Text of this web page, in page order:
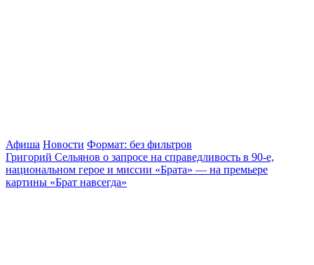
Афиша Новости Формат: без фильтров
Григорий Сельянов о запросе на справедливость в 90-е,
национальном герое и миссии «Брата» — на премьере
картины «Брат навсегда»